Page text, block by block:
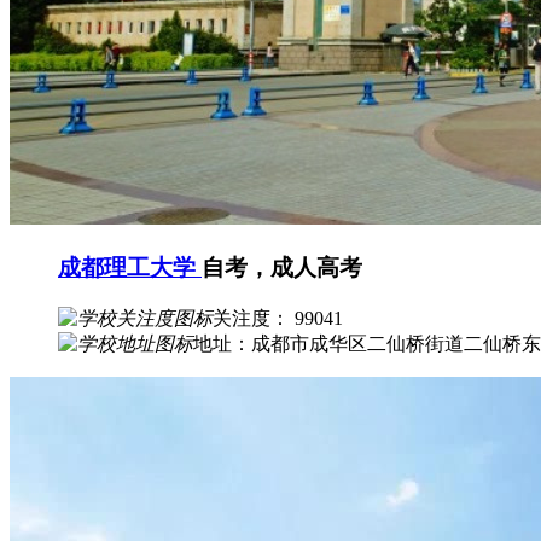
成都理工大学 自考，成人高考
关注度： 99041
地址：成都市成华区二仙桥街道二仙桥